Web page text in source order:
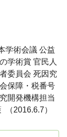
学術会議 公益
学術賞 官民人
委員会 死因究
保障・税番号
開発機構担当
2016.6.7）